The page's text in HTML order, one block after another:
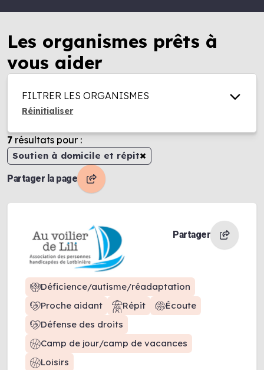
Les organismes prêts à
vous aider
FILTRER LES ORGANISMES
Réinitialiser
7 résultats pour :
Soutien à domicile et répit×
Partager la page
Partager
Déficience/autisme/réadaptation
Proche aidant
Répit
Écoute
Défense des droits
Camp de jour/camp de vacances
Loisirs